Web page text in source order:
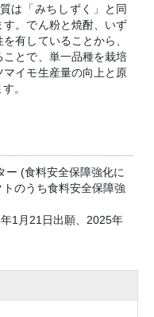
は「みちしずく」と同
。でん粉と焼酎、いず
有していることから、
ことで、単一品種を栽培
イモ生産量の向上と原
。
ー (食料安全保障強化に
のうち食料安全保障強
1月21日出願、2025年